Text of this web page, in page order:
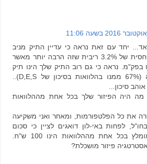
מאד... יחד עם זאת נראה כי עדיין התיק מניב
תשואה יפה יחסית של 3.2% ריבית שזה הרבה יותר מאשר
בפק"מ. נראה כי גם רוב התיק שלך הינו תיק
בסיכון גבוהה (67% ממנו בהלוואות בסיכון של D,E,S)..
סיכון...
מה היה הפיזור שלך בכל אחת מההלוואות
את כל הפלטפורמות, ומאחר ואני משקיעה
לפחות באי-לון דואגים לציין כי סכום
ההשקעה המומלץ בכל אחת מההלוואות הינו 100 ש"ח.
פיזור מושכלת?